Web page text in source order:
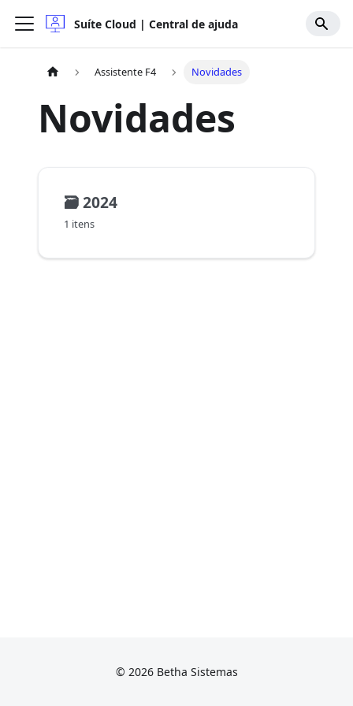
Suíte Cloud | Central de ajuda
Assistente F4 Novidades
Novidades
🗃️2024
1 itens
© 2026 Betha Sistemas